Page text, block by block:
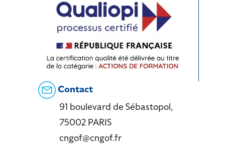
Contact
91 boulevard de Sébastopol,
75002 PARIS
cngof@cngof.fr